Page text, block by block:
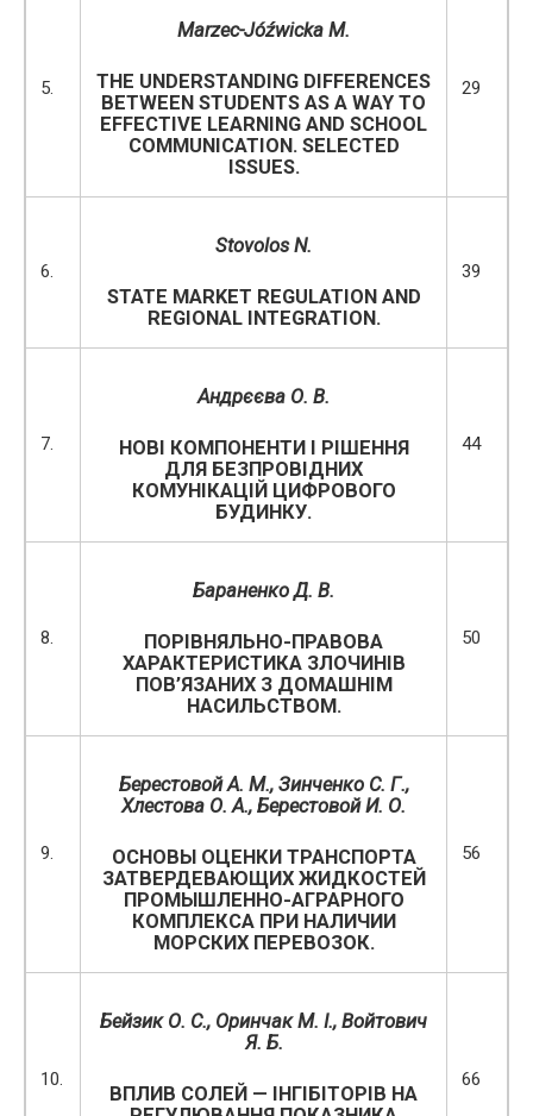
5.
Marzec-Jóźwicka M.
THE UNDERSTANDING DIFFERENCES
BETWEEN STUDENTS AS A WAY TO
EFFECTIVE LEARNING AND SCHOOL
COMMUNICATION. SELECTED
ISSUES.
29
6.
Stovolos N.
STATE MARKET REGULATION AND
REGIONAL INTEGRATION.
39
7.
Андрєєва О. В.
НОВІ КОМПОНЕНТИ І РІШЕННЯ
ДЛЯ БЕЗПРОВІДНИХ
КОМУНІКАЦІЙ ЦИФРОВОГО
БУДИНКУ.
44
8.
Бараненко Д. В.
ПОРІВНЯЛЬНО-ПРАВОВА
ХАРАКТЕРИСТИКА ЗЛОЧИНІВ
ПОВ’ЯЗАНИХ З ДОМАШНІМ
НАСИЛЬСТВОМ.
50
9.
Берестовой А. М., Зинченко С. Г.,
Хлестова О. А., Берестовой И. О.
ОСНОВЫ ОЦЕНКИ ТРАНСПОРТА
ЗАТВЕРДЕВАЮЩИХ ЖИДКОСТЕЙ
ПРОМЫШЛЕННО-АГРАРНОГО
КОМПЛЕКСА ПРИ НАЛИЧИИ
МОРСКИХ ПЕРЕВОЗОК.
56
10.
Бейзик О. С., Оринчак М. І., Войтович
Я. Б.
ВПЛИВ СОЛЕЙ — ІНГІБІТОРІВ НА
66